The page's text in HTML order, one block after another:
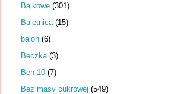
Bajkowe (301)
Baletnica (15)
balon (6)
Beczka (3)
Ben 10 (7)
Bez masy cukrowej (549)